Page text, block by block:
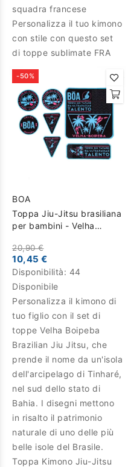
squadra francese
Personalizza il tuo kimono
con stile con questo set
di toppe sublimate FRA
-50%
BOA
Toppa Jiu-Jitsu brasiliana
per bambini - Velha
20,90 €
10,45 €
Disponibilità: 44
Disponibile
Personalizza il kimono di
tuo figlio con il set di
toppe Velha Boipeba
Brazilian Jiu Jitsu, che
prende il nome da un'isola
dell'arcipelago di Tinharé,
nel sud dello stato di
Bahia. I disegni mettono
in risalto il patrimonio
naturale di uno delle più
belle isole del Brasile.
Toppa Kimono Jiu-Jitsu